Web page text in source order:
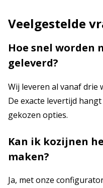
Veelgestelde
Hoe snel worden
geleverd?
Wij leveren al vanaf drie
De exacte levertijd
gekozen opties.
Kan ik kozijnen
maken?
Ja, met onze